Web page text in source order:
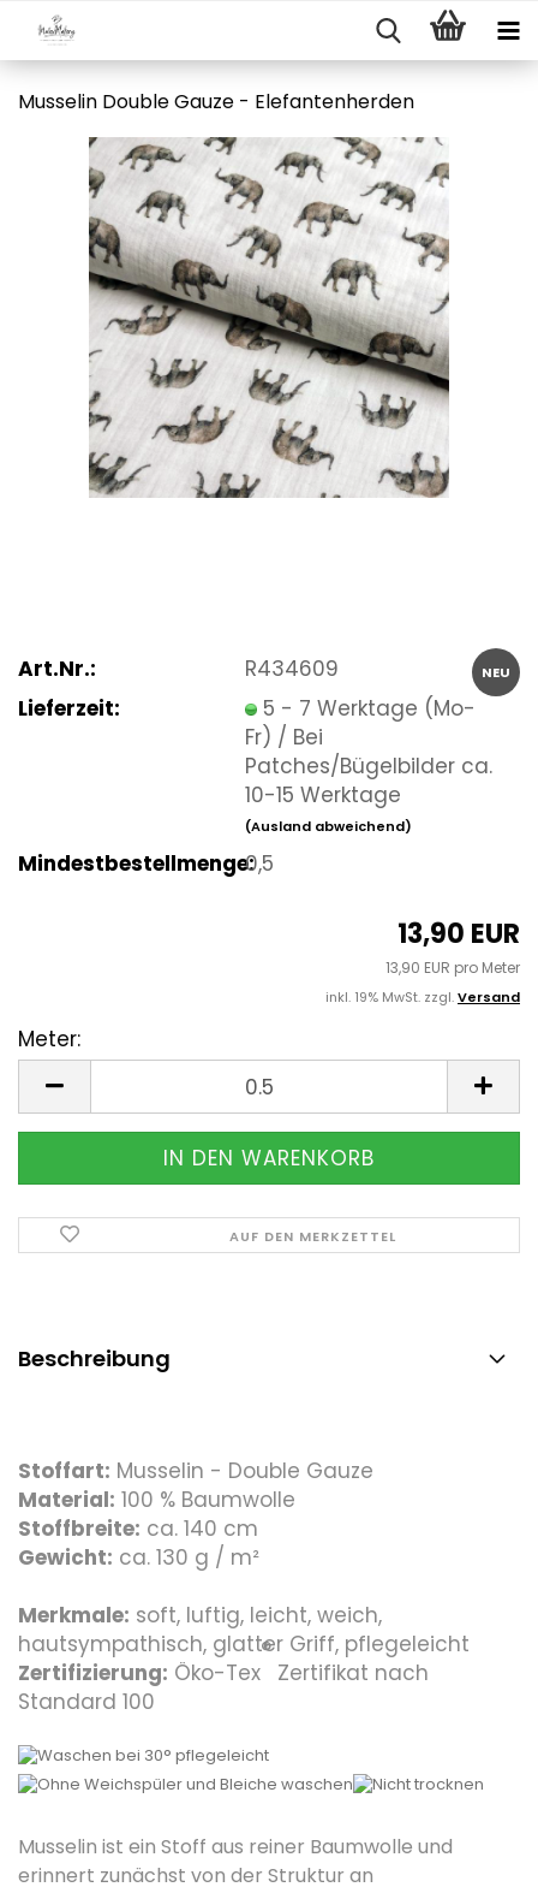
Musselin Double Gauze - Elefantenherden
NEU
Art.Nr.:
R434609
Lieferzeit:
5 - 7 Werktage (Mo-
Fr) / Bei
Patches/Bügelbilder ca.
10-15 Werktage
(Ausland abweichend)
Mindestbestellmenge:0,5
13,90 EUR
13,90 EUR pro Meter
inkl. 19% MwSt. zzgl.Versand
Meter:
AUF DEN MERKZETTEL
Beschreibung
Stoffart: Musselin - Double Gauze
Material: 100 % Baumwolle
Stoffbreite: ca. 140 cm
Gewicht: ca. 130 g / m²
Merkmale: soft, luftig, leicht, weich,
hautsympathisch, glatter Griff, pflegeleicht
Zertifizierung: Öko-Tex
®
Zertifikat nach
Standard 100
Musselin ist ein Stoff aus reiner Baumwolle und
erinnert zunächst von der Struktur an